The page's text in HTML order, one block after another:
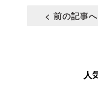
< 前の記事へ
人